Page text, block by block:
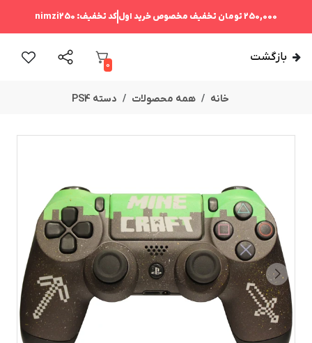
250,000 تومان تخفیف مخصوص خرید اولکد تخفیف: nimzi250
بازگشت
0
خانه همه محصولات دسته PS4